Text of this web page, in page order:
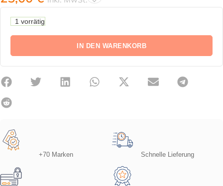
1 vorrätig
IN DEN WARENKORB
+70 Marken Schnelle Lieferung